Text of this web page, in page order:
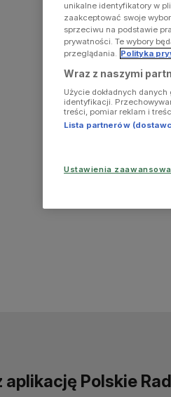
aplikację Polskie
unikalne identyfikatory w
zaakceptować swoje
sprzeciwu na podstawie
prywatności. Te wybory
przeglądania. Polityka
Wraz z naszymi
Użycie dokładnych
identyfikacji.
treści, pomiar reklam i
Lista partnerów
Ustawienia